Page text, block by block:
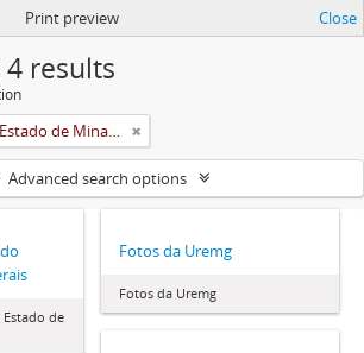
Print preview Close
results
Universidade Rural do Estado de Minas Gerais (Uremg)
Advanced search options
de
Fotos da Uremg
Fotos da Uremg